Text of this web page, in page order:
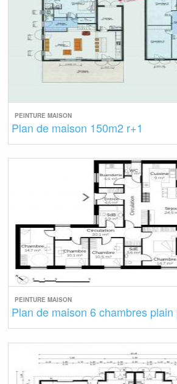
PEINTURE MAISON
Plan de maison 150m2 r+1
PEINTURE MAISON
Plan de maison 6 chambres